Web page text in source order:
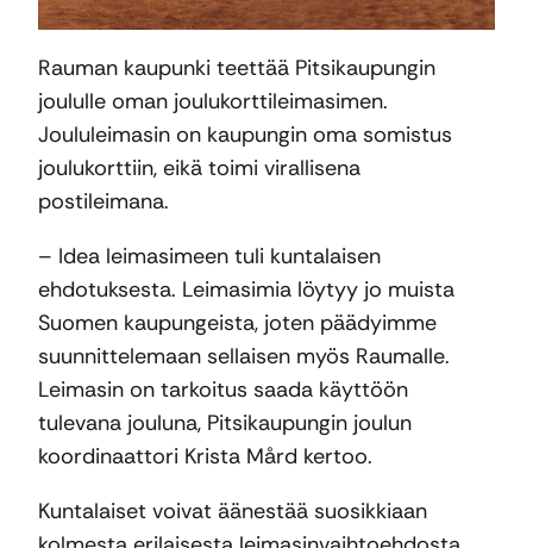
Rauman kaupunki teettää Pitsikaupungin
joululle oman joulukorttileimasimen.
Joululeimasin on kaupungin oma somistus
joulukorttiin, eikä toimi virallisena
postileimana.
– Idea leimasimeen tuli kuntalaisen
ehdotuksesta. Leimasimia löytyy jo muista
Suomen kaupungeista, joten päädyimme
suunnittelemaan sellaisen myös Raumalle.
Leimasin on tarkoitus saada käyttöön
tulevana jouluna, Pitsikaupungin joulun
koordinaattori Krista Mård kertoo.
Kuntalaiset voivat äänestää suosikkiaan